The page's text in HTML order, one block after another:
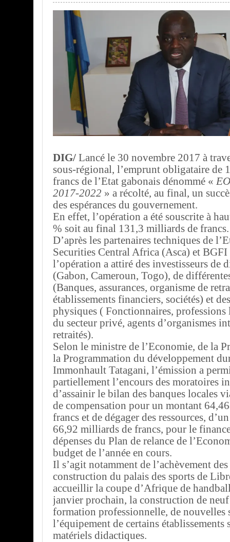
DIG/ Lancé le 30 novembre 2017 à
sous-régional, l’emprunt obligataire de
francs de l’Etat gabonais dénommé «
2017-2022 » a récolté, au final, un
des espérances du gouvernement.
En effet, l’opération a été souscrite à
% soit au final 131,3 milliards de francs.
D’après les partenaires techniques de
Securities Central Africa (Asca) et BGFI
l’opération a attiré des investisseurs de
(Gabon, Cameroun, Togo), de
(Banques, assurances, organisme de
établissements financiers, sociétés) et
physiques ( Fonctionnaires, professions
du secteur privé, agents d’organismes
retraités).
Selon le ministre de l’Economie, de la
la Programmation du développement
Immonhault Tatagani, l’émission a
partiellement l’encours des moratoires
d’assainir le bilan des banques locales
de compensation pour un montant
francs et de dégager des ressources,
66,92 milliards de francs, pour le
dépenses du Plan de relance de
budget de l’année en cours.
Il s’agit notamment de l’achèvement
construction du palais des sports de
accueillir la coupe d’Afrique de
janvier prochain, la construction de neuf
formation professionnelle, de nouvelles
l’équipement de certains établissements
matériels didactiques.